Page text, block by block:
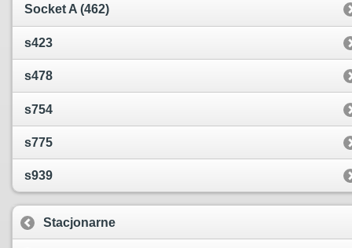
Socket A (462)
s423
s478
s754
s775
s939
Stacjonarne